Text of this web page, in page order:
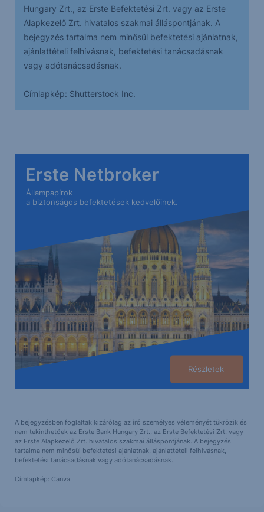
Hungary Zrt., az Erste Befektetési Zrt. vagy az Erste
Alapkezelő Zrt. hivatalos szakmai álláspontjának. A
bejegyzés tartalma nem minősül befektetési ajánlatnak,
ajánlattételi felhívásnak, befektetési tanácsadásnak
vagy adótanácsadásnak.
Címlapkép: Shutterstock Inc.
Erste Netbroker
Állampapírok
a biztonságos befektetések kedvelőinek.
Részletek
A bejegyzésben foglaltak kizárólag az író személyes véleményét tükrözik és
nem tekinthetőek az Erste Bank Hungary Zrt., az Erste Befektetési Zrt. vagy
az Erste Alapkezelő Zrt. hivatalos szakmai álláspontjának. A bejegyzés
tartalma nem minősül befektetési ajánlatnak, ajánlattételi felhívásnak,
befektetési tanácsadásnak vagy adótanácsadásnak.
Címlapkép: Canva